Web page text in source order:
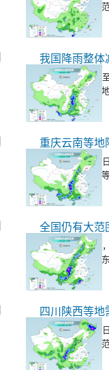
同时，我国高温
大范围桑拿天。
我国降雨整体
今明天（8月5日
有中到大雨，局
重庆云南等地
未来三天（8月4
川、重庆、贵州
害。
全国仍有大范
今天（8月3日）
区东部至华北、
热天气持续。
今起三天（8月2
国中东部仍有大